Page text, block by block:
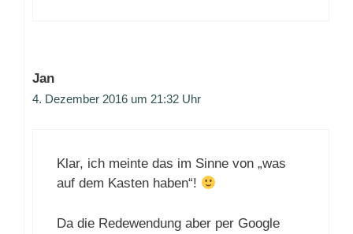
Jan
4. Dezember 2016 um 21:32 Uhr
Klar, ich meinte das im Sinne von „was
auf dem Kasten haben“!
Da die Redewendung aber per Google